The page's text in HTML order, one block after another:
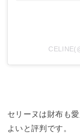
セリーヌは財布も
よいと評判です。